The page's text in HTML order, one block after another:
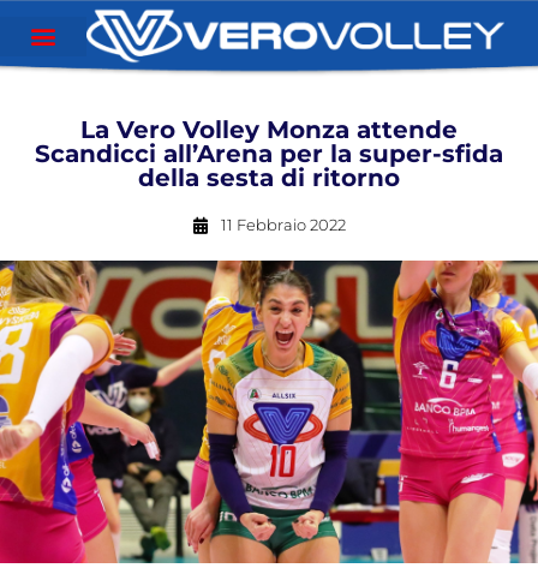
La Vero Volley Monza attende
Scandicci all’Arena per la super-sfida
della sesta di ritorno
11 Febbraio 2022